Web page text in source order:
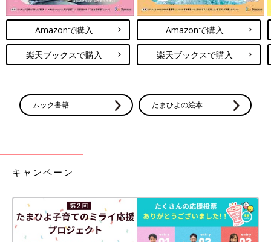
Amazonで購入
楽天ブックスで購入
Amazonで購入
楽天ブックスで購入
ムック書籍 たまひよの絵本
キャンペーン